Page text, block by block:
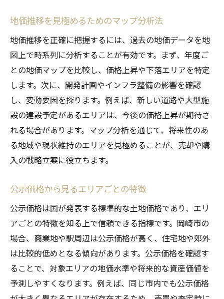
地価推移を見極めるためのマップ分析法
地価推移を正確に把握するには、過去の地価データを地
図上で時系列に分析することが有効です。まず、年度ご
との地価マップを比較し、価格上昇や下落エリアを特定
します。次に、開発計画やインフラ整備の影響を確認
し、変動要因を探ります。例えば、新しい道路や大型施
設の建設予定があるエリアは、今後の価格上昇が期待さ
れる場合があります。マップ分析を通じて、将来性のあ
る地域や現状維持のエリアを見極めることが、売却や購
入の戦略立案に役立ちます。
公示価格から見るエリアごとの特徴
公示価格は国が発表する標準的な土地価格であり、エリ
アごとの特徴を知る上で信頼できる指標です。岡崎市の
場合、商業地や駅周辺は公示価格が高く、住宅地や郊外
は比較的低めとなる傾向があります。公示価格を確認す
ることで、対象エリアの地価水準や将来的な資産価値を
予測しやすくなります。例えば、同じ市内でも公示価格